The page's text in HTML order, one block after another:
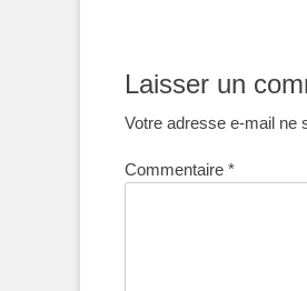
Laisser un
Votre adresse e-mail ne
Commentaire *